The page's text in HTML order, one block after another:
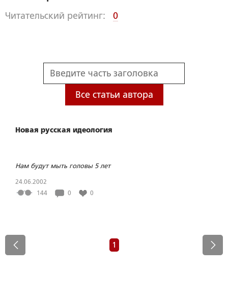
Читательский рейтинг: 0
Все статьи автора
Новая русская идеология
Нам будут мыть головы 5 лет
24.06.2002
144
0 0
1